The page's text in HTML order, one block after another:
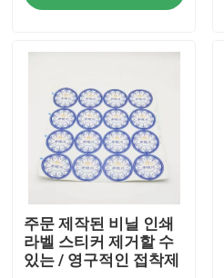
회사 소개
접촉
제품 소개
인쇄 포장 상자
주문 제작된 비닐 인쇄
라벨 스티커 제거할 수
있는 / 영구적인 접착제